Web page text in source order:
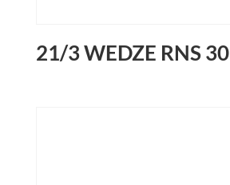
21/3 WEDZE RNS 30